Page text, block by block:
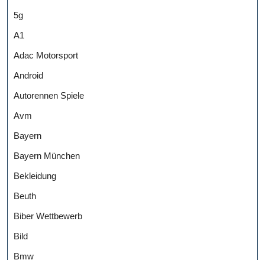
5g
A1
Adac Motorsport
Android
Autorennen Spiele
Avm
Bayern
Bayern München
Bekleidung
Beuth
Biber Wettbewerb
Bild
Bmw